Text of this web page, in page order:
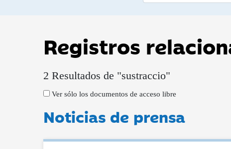
Registros
2 Resultados de "sustraccio"
Ver sólo los documentos de acceso libre
Noticias de prensa